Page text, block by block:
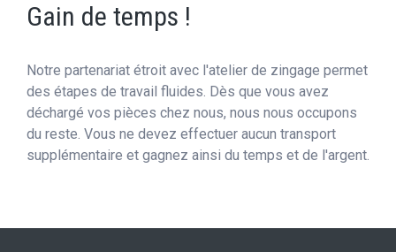
Gain de temps !
Notre partenariat étroit avec l'atelier de zingage permet
des étapes de travail fluides. Dès que vous avez
déchargé vos pièces chez nous, nous nous occupons
du reste. Vous ne devez effectuer aucun transport
supplémentaire et gagnez ainsi du temps et de l'argent.